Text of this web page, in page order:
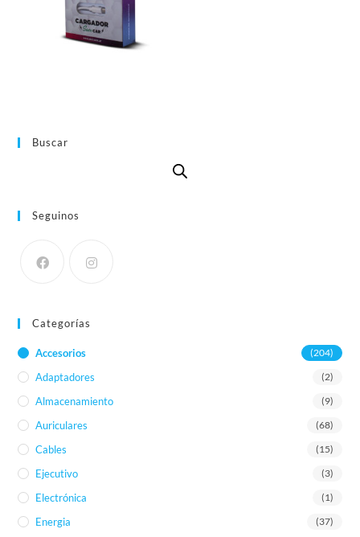
Buscar
Seguinos
Categorías
Accesorios (204)
Adaptadores (2)
Almacenamiento (9)
Auriculares (68)
Cables (15)
Ejecutivo (3)
Electrónica (1)
Energia (37)